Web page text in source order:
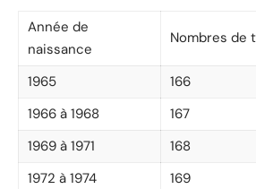
Année de
naissance
Nombres de
1965
166
1966 à 1968
167
1969 à 1971
168
1972 à 1974
169